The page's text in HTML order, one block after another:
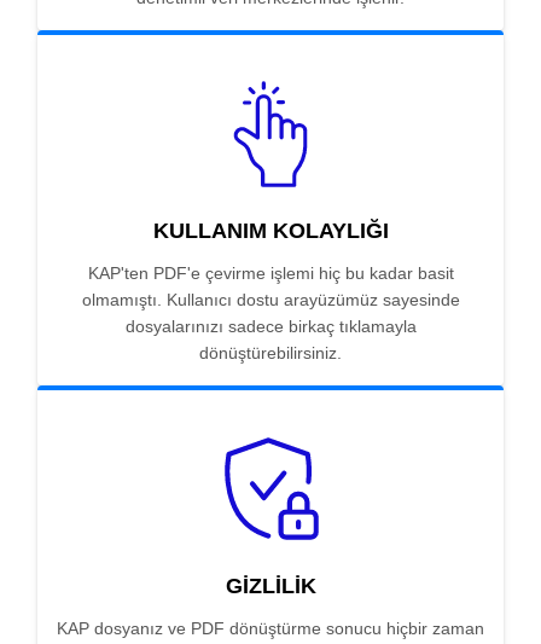
KULLANIM KOLAYLIĞI
KAP'ten PDF'e çevirme işlemi hiç bu kadar basit
olmamıştı. Kullanıcı dostu arayüzümüz sayesinde
dosyalarınızı sadece birkaç tıklamayla
dönüştürebilirsiniz.
GIZLILIK
KAP dosyanız ve PDF dönüştürme sonucu hiçbir zaman